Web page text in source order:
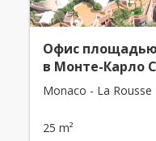
Офис площадью
в Монте-Карло
Monaco - La Rousse
25 m²